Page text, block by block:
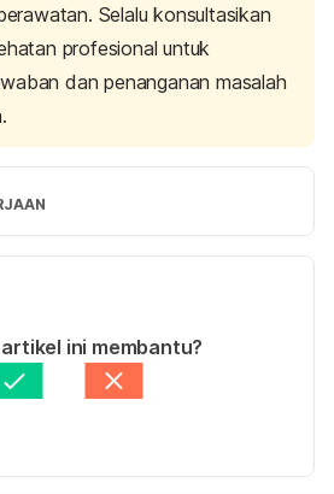
Selalu konsultasikan
profesional untuk
dan penanganan masalah
dr. Iris Rengganis, Sp.PD-KAI
Fidhia Kemala
ini membantu?